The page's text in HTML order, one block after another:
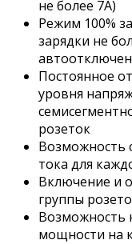
не более 7А)
Режим 100%
зарядки не
Постоянное
уровня
розеток
Возможность
тока для
Включение и
группы
Возможность
мощности на